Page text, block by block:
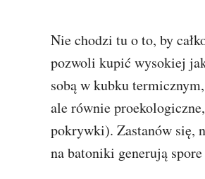
Nie chodzi tu o to, by
pozwoli kupić wysokiej
sobą w kubku
ale równie
pokrywki). Zastanów się,
na batoniki generują